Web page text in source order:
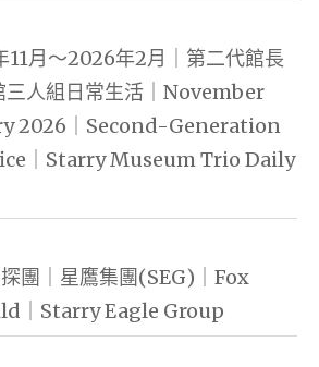
11月～2026年2月｜第二代館長
三人組日常生活｜November
2026｜Second-Generation
｜Starry Museum Trio Daily
團｜星鷹集團(SEG)｜Fox
｜Starry Eagle Group